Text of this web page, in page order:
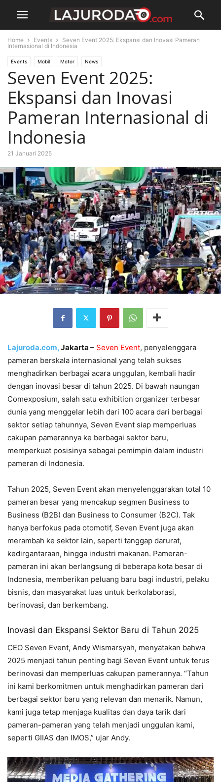
Home Events
Seven Event 2025: Ekspansi dan Inovasi Pameran
Internasional di Indonesia
Events Mobil Motor News
Seven Event 2025:
Ekspansi dan Inovasi
Pameran Internasional di
Indonesia
21 Januari 2025
Lajuroda.com,Jakarta – Seven Event, penyelenggara
pameran berskala internasional yang telah sukses
menghadirkan berbagai acara unggulan, kembali hadir
dengan inovasi besar di tahun 2025. Di bawah naungan
Comexposium, salah satu exhibition organizer terbesar
dunia yang menggelar lebih dari 100 acara dari berbagai
sektor setiap tahunnya, Seven Event siap memperluas
cakupan pamerannya ke berbagai sektor baru,
memperkuat posisinya sebagai pemimpin dalam industri
pameran di Indonesia.
Tahun 2025, Seven Event akan menyelenggarakan total 10
pameran besar yang mencakup segmen Business to
Business (B2B) dan Business to Consumer (B2C). Tak
hanya berfokus pada otomotif, Seven Event juga akan
merambah ke sektor lain, seperti tanggap darurat,
kedirgantaraan, hingga industri makanan. Pameran-
pameran ini akan berlangsung di beberapa kota besar di
Indonesia, memberikan peluang baru bagi industri, pelaku
bisnis, dan masyarakat luas untuk berkolaborasi,
berinovasi, dan berkembang.
Inovasi dan Ekspansi Sektor Baru di Tahun 2025
CEO Seven Event, Andy Wismarsyah, menyatakan bahwa
2025 menjadi tahun penting bagi Seven Event untuk terus
berinovasi dan memperluas cakupan pamerannya. “Tahun
ini kami berkomitmen untuk menghadirkan pameran dari
berbagai sektor baru yang relevan dan menarik. Namun,
kami juga tetap menjaga kualitas dan daya tarik dari
pameran-pameran yang telah menjadi unggulan kami,
seperti GIIAS dan IMOS,” ujar Andy.